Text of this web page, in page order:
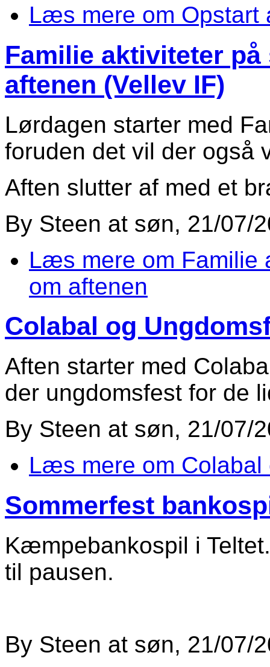
Læs mere om Opstart
Familie aktiviteter
aftenen (Vellev IF)
Lørdagen starter med
foruden det vil der også
Aften slutter af med et
By Steen at søn, 21/07/
Læs mere om Familie
om aftenen
Colabal og
Aften starter med
der ungdomsfest for de
By Steen at søn, 21/07/
Læs mere om
Sommerfest
Kæmpebankospil i
til pausen.
By Steen at søn, 21/07/